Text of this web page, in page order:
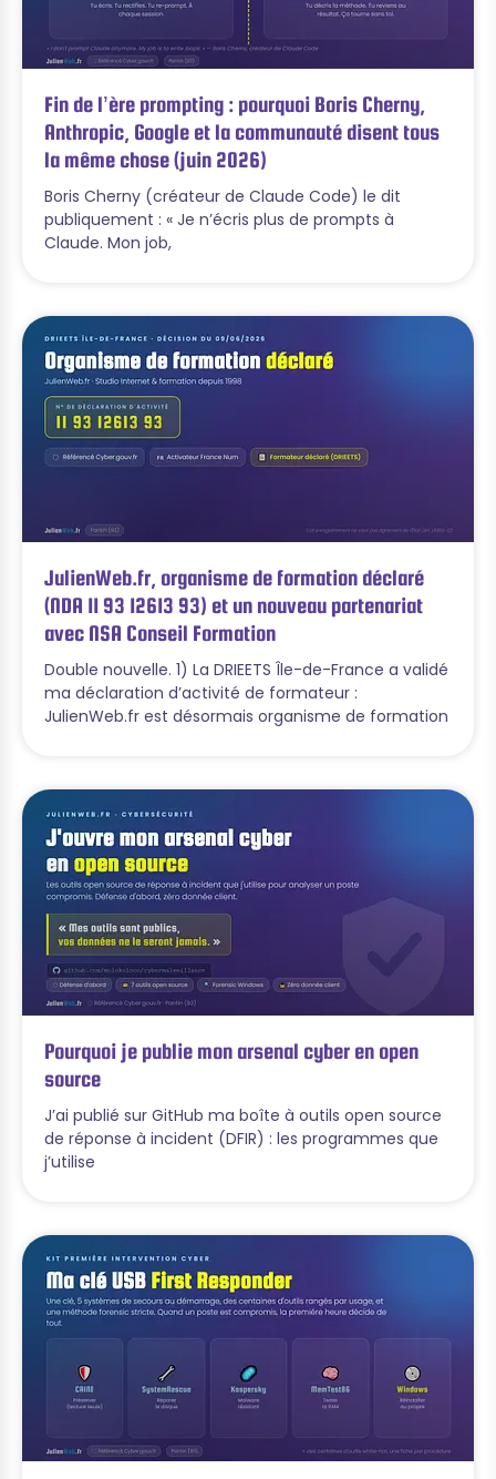
Fin de l’ère prompting : pourquoi Boris Cherny,
Anthropic, Google et la communauté disent tous
la même chose (juin 2026)
Boris Cherny (créateur de Claude Code) le dit
publiquement : « Je n’écris plus de prompts à
Claude. Mon job,
JulienWeb.fr, organisme de formation déclaré
(NDA 11 93 12613 93) et un nouveau partenariat
avec NSA Conseil Formation
Double nouvelle. 1) La DRIEETS Île-de-France a validé
ma déclaration d’activité de formateur :
JulienWeb.fr est désormais organisme de formation
Pourquoi je publie mon arsenal cyber en open
source
J’ai publié sur GitHub ma boîte à outils open source
de réponse à incident (DFIR) : les programmes que
j’utilise